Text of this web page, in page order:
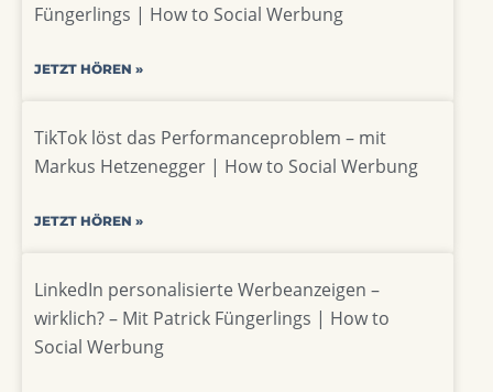
Füngerlings | How to Social Werbung
JETZT HÖREN »
TikTok löst das Performanceproblem – mit
Markus Hetzenegger | How to Social Werbung
JETZT HÖREN »
LinkedIn personalisierte Werbeanzeigen –
wirklich? – Mit Patrick Füngerlings | How to
Social Werbung